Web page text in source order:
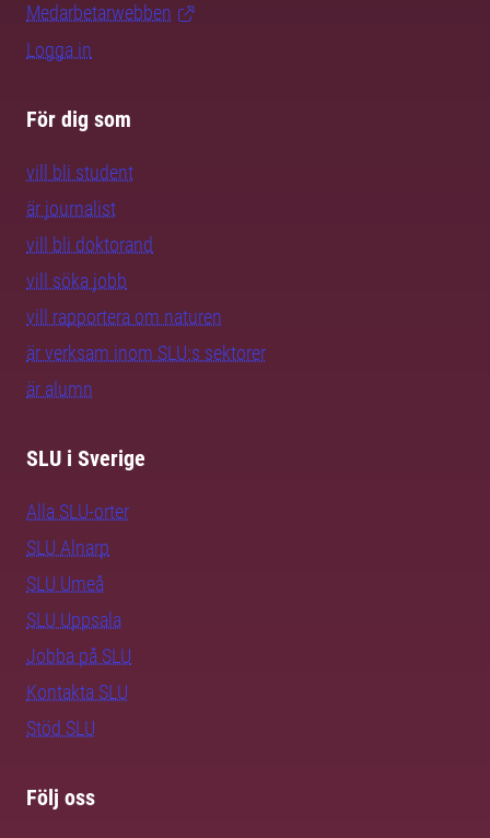
Medarbetarwebben
Logga in
För dig som
vill bli student
är journalist
vill bli doktorand
vill söka jobb
vill rapportera om naturen
är verksam inom SLU:s sektorer
är alumn
SLU i Sverige
Alla SLU-orter
SLU Alnarp
SLU Umeå
SLU Uppsala
Jobba på SLU
Kontakta SLU
Stöd SLU
Följ oss